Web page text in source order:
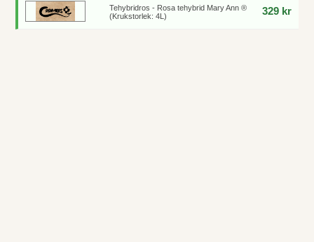
Tehybridros - Rosa tehybrid Mary Ann ®
(Krukstorlek: 4L)
329 kr